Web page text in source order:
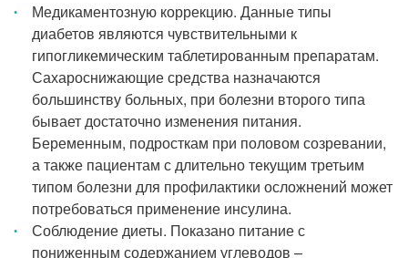
Медикаментозную коррекцию. Данные типы
диабетов являются чувствительными к
гипогликемическим таблетированным препаратам.
Сахароснижающие средства назначаются
большинству больных, при болезни второго типа
бывает достаточно изменения питания.
Беременным, подросткам при половом созревании,
а также пациентам с длительно текущим третьим
типом болезни для профилактики осложнений может
потребоваться применение инсулина.
Соблюдение диеты. Показано питание с
пониженным содержанием углеводов –